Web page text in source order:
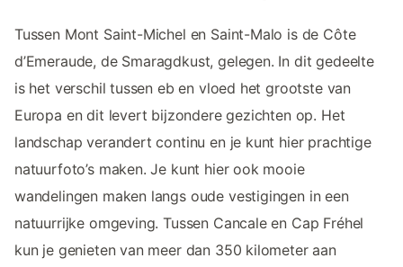
Tussen Mont Saint-Michel en Saint-Malo is de Côte
d’Emeraude, de Smaragdkust, gelegen. In dit gedeelte
is het verschil tussen eb en vloed het grootste van
Europa en dit levert bijzondere gezichten op. Het
landschap verandert continu en je kunt hier prachtige
natuurfoto’s maken. Je kunt hier ook mooie
wandelingen maken langs oude vestigingen in een
natuurrijke omgeving. Tussen Cancale en Cap Fréhel
kun je genieten van meer dan 350 kilometer aan